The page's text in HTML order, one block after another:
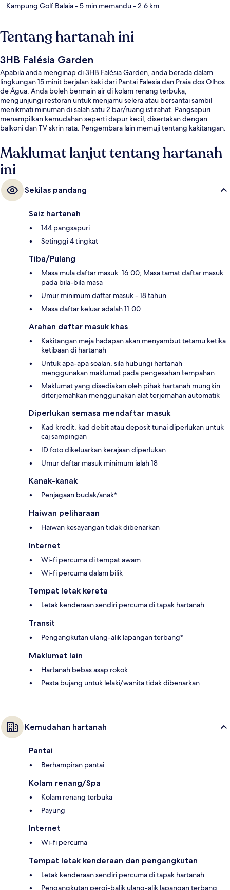
Kampung Golf Balaia- 5 min memandu- 2.6 km
Tentang hartanah ini
3HB Falésia Garden
Apabila anda menginap di 3HB Falésia Garden, anda berada dalam
lingkungan 15 minit berjalan kaki dari Pantai Falesia dan Praia dos Olhos
de Água. Anda boleh bermain air di kolam renang terbuka,
mengunjungi restoran untuk menjamu selera atau bersantai sambil
menikmati minuman di salah satu 2 bar/ruang istirahat. Pangsapuri
menampilkan kemudahan seperti dapur kecil, disertakan dengan
balkoni dan TV skrin rata. Pengembara lain memuji tentang kakitangan.
Maklumat lanjut tentang hartanah
ini
Sekilas pandang
Saiz hartanah
144 pangsapuri
Setinggi 4 tingkat
Tiba/Pulang
Masa mula daftar masuk: 16:00; Masa tamat daftar masuk:
pada bila-bila masa
Umur minimum daftar masuk - 18 tahun
Masa daftar keluar adalah 11:00
Arahan daftar masuk khas
Kakitangan meja hadapan akan menyambut tetamu ketika
ketibaan di hartanah
Untuk apa-apa soalan, sila hubungi hartanah
menggunakan maklumat pada pengesahan tempahan
Maklumat yang disediakan oleh pihak hartanah mungkin
diterjemahkan menggunakan alat terjemahan automatik
Diperlukan semasa mendaftar masuk
Kad kredit, kad debit atau deposit tunai diperlukan untuk
caj sampingan
ID foto dikeluarkan kerajaan diperlukan
Umur daftar masuk minimum ialah 18
Kanak-kanak
Penjagaan budak/anak*
Haiwan peliharaan
Haiwan kesayangan tidak dibenarkan
Internet
Wi-fi percuma di tempat awam
Wi-fi percuma dalam bilik
Tempat letak kereta
Letak kenderaan sendiri percuma di tapak hartanah
Transit
Pengangkutan ulang-alik lapangan terbang*
Maklumat lain
Hartanah bebas asap rokok
Pesta bujang untuk lelaki/wanita tidak dibenarkan
Kemudahan hartanah
Pantai
Berhampiran pantai
Kolam renang/Spa
Kolam renang terbuka
Payung
Internet
Wi-fi percuma
Tempat letak kenderaan dan pengangkutan
Letak kenderaan sendiri percuma di tapak hartanah
Pengangkutan pergi-balik ulang-alik lapangan terbang